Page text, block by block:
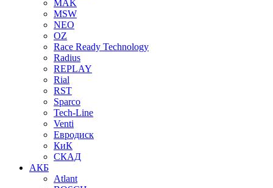
MAK
MSW
NEO
OZ
Race Ready Technology
Radius
REPLAY
Rial
RST
Sparco
Tech-Line
Venti
Евродиск
КиК
СКАД
АКБ
Atlant